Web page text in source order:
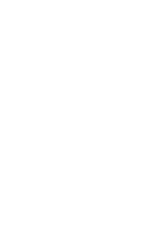
200TL